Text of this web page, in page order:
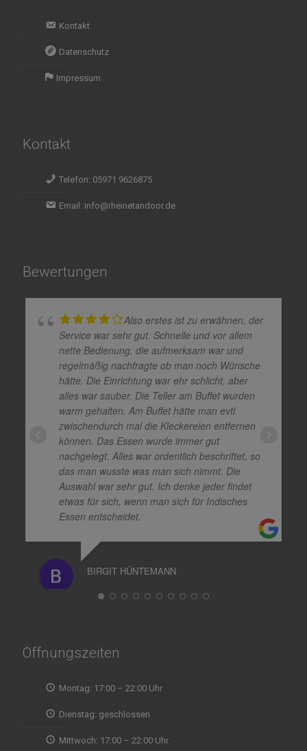
Kontakt
Datenschutz
Impressum
Kontakt
Telefon: 05971 9626875
Email: info@rheinetandoor.de
Bewertungen
Also erstes ist zu erwähnen, der
Service war sehr gut. Schnelle und vor allem
nette Bedienung, die aufmerksam war und
regelmäßig nachfragte ob man noch Wünsche
hätte. Die Einrichtung war ehr schlicht, aber
alles war sauber. Die Teller am Buffet wurden
warm gehalten. Am Buffet hätte man evtl
zwischendurch mal die Kleckereien entfernen
können. Das Essen wurde immer gut
nachgelegt. Alles war ordentlich beschriftet, so
das man wusste was man sich nimmt. Die
Auswahl war sehr gut. Ich denke jeder findet
etwas für sich, wenn man sich für Indisches
Essen entscheidet.
BIRGIT HÜNTEMANN
Öffnungszeiten
Montag: 17:00 – 22:00 Uhr
Dienstag: geschlossen
Mittwoch: 17:00 – 22:00 Uhr